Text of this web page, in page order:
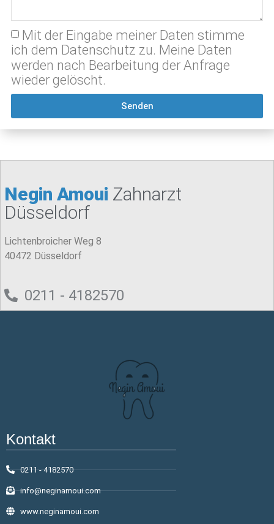
Mit der Eingabe meiner Daten stimme
ich dem Datenschutz zu. Meine Daten
werden nach Bearbeitung der Anfrage
wieder gelöscht.
Senden
Negin Amoui Zahnarzt
Düsseldorf
Lichtenbroicher Weg 8
40472 Düsseldorf
0211 - 4182570
Kontakt
0211 - 4182570
info@neginamoui.com
www.neginamoui.com